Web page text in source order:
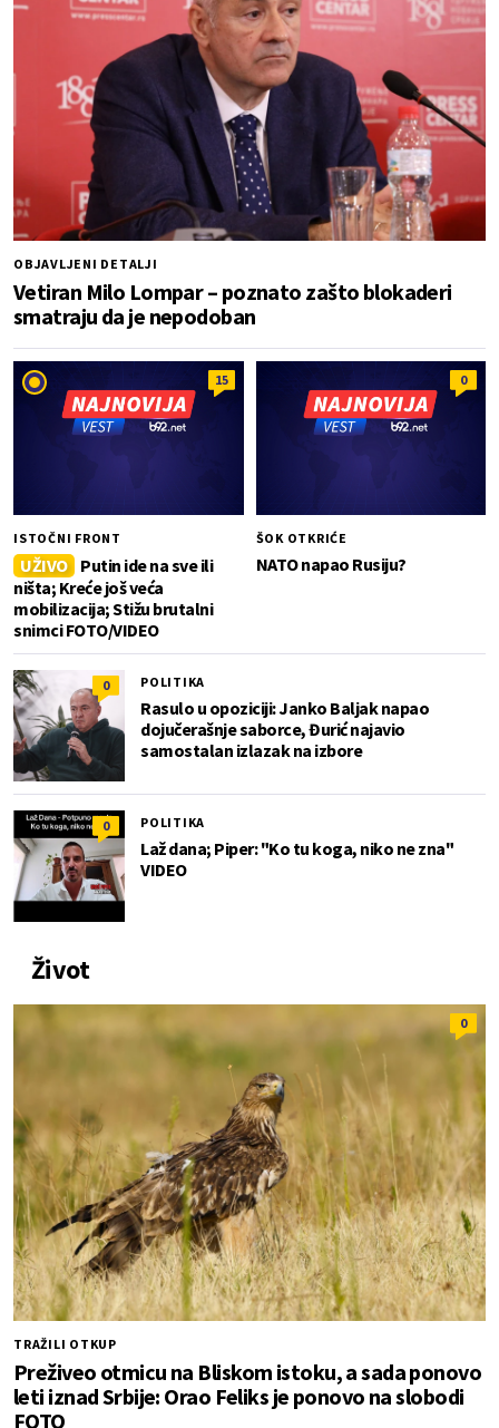
OBJAVLJENI DETALJI
Vetiran Milo Lompar – poznato zašto blokaderi
smatraju da je nepodoban
15
ISTOČNI FRONT
UŽIVO
Putin ide na sve ili
ništa; Kreće još veća
mobilizacija; Stižu brutalni
snimci FOTO/VIDEO
0
ŠOK OTKRIĆE
NATO napao Rusiju?
0 POLITIKA
Rasulo u opoziciji: Janko Baljak napao
dojučerašnje saborce, Đurić najavio
samostalan izlazak na izbore
0 POLITIKA
Laž dana; Piper: "Ko tu koga, niko ne zna"
VIDEO
Život
0
TRAŽILI OTKUP
Preživeo otmicu na Bliskom istoku, a sada ponovo
leti iznad Srbije: Orao Feliks je ponovo na slobodi
FOTO